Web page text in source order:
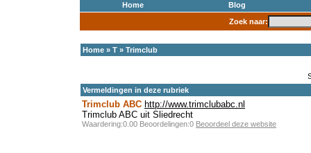
Home
Blog
Zoek naar:
Home » T » Trimclub
Vermeldingen in deze rubriek
Trimclub ABC http://www.trimclubabc.nl
Trimclub ABC uit Sliedrecht
Waardering:0.00 Beoordelingen:0 Beoordeel deze website